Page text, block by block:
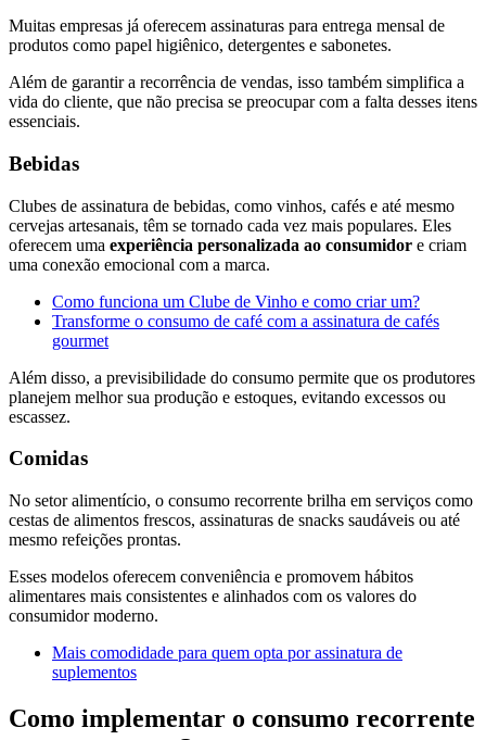
Muitas empresas já oferecem assinaturas para entrega mensal de
produtos como papel higiênico, detergentes e sabonetes.
Além de garantir a recorrência de vendas, isso também simplifica a
vida do cliente, que não precisa se preocupar com a falta desses itens
essenciais.
Bebidas
Clubes de assinatura de bebidas, como vinhos, cafés e até mesmo
cervejas artesanais, têm se tornado cada vez mais populares. Eles
oferecem uma experiência personalizada ao consumidor e criam
uma conexão emocional com a marca.
Como funciona um Clube de Vinho e como criar um?
Transforme o consumo de café com a assinatura de cafés
gourmet
Além disso, a previsibilidade do consumo permite que os produtores
planejem melhor sua produção e estoques, evitando excessos ou
escassez.
Comidas
No setor alimentício, o consumo recorrente brilha em serviços como
cestas de alimentos frescos, assinaturas de snacks saudáveis ou até
mesmo refeições prontas.
Esses modelos oferecem conveniência e promovem hábitos
alimentares mais consistentes e alinhados com os valores do
consumidor moderno.
Mais comodidade para quem opta por assinatura de
suplementos
Como implementar o consumo recorrente